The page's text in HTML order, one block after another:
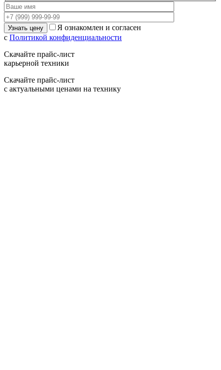
Я ознакомлен и согласен
с Политикой конфиденциальности
Скачайте прайс-лист
карьерной техники
Скачайте прайс-лист
с актуальными ценами на технику